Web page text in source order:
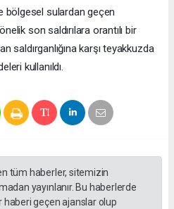
bölgesel sulardan geçen
son saldırılara orantılı bir
saldırganlığına karşı teyakkuzda
kullanıldı.
tüm haberler, sitemizin
yayınlanır. Bu haberlerde
geçen ajanslar olup